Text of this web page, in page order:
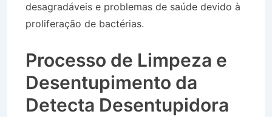
desagradáveis e problemas de saúde devido à
proliferação de bactérias.
Processo de Limpeza e
Desentupimento da
Detecta Desentupidora